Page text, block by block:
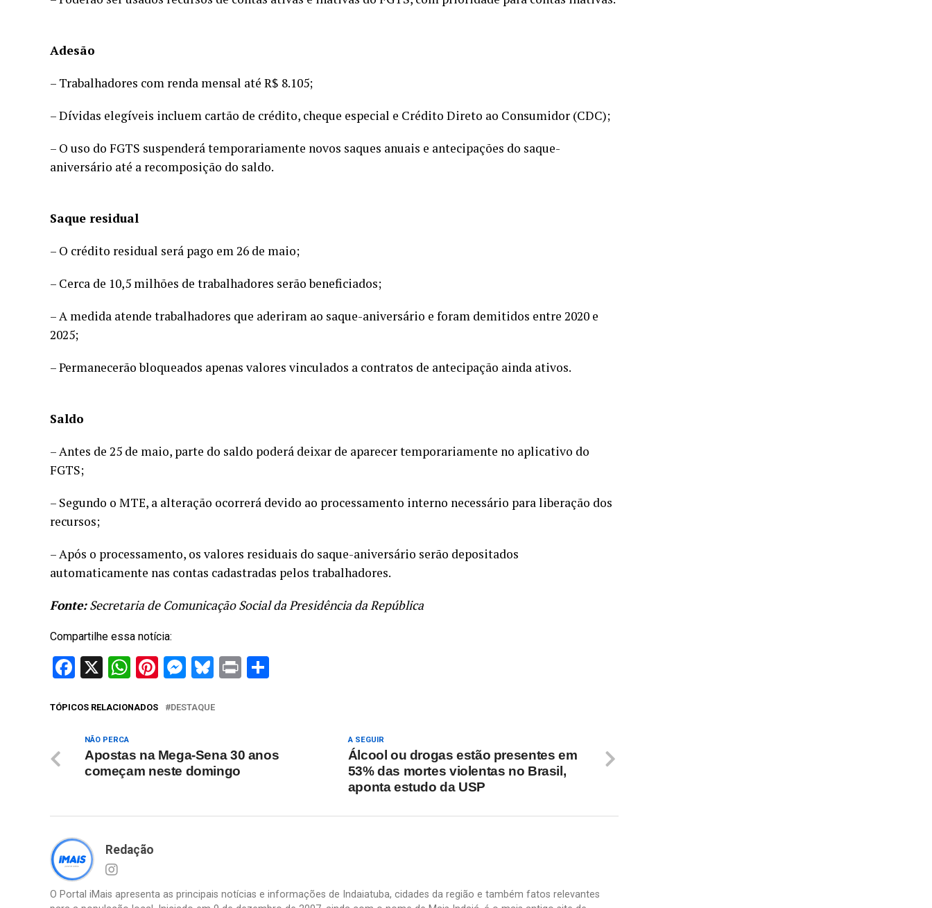
Adesão
– Trabalhadores com renda mensal até R$ 8.105;
– Dívidas elegíveis incluem cartão de crédito, cheque especial e Crédito Direto ao Consumidor (CDC);
– O uso do FGTS suspenderá temporariamente novos saques anuais e antecipações do saque-
aniversário até a recomposição do saldo.
Saque residual
– O crédito residual será pago em 26 de maio;
– Cerca de 10,5 milhões de trabalhadores serão beneficiados;
– A medida atende trabalhadores que aderiram ao saque-aniversário e foram demitidos entre 2020 e
2025;
– Permanecerão bloqueados apenas valores vinculados a contratos de antecipação ainda ativos.
Saldo
– Antes de 25 de maio, parte do saldo poderá deixar de aparecer temporariamente no aplicativo do
FGTS;
– Segundo o MTE, a alteração ocorrerá devido ao processamento interno necessário para liberação dos
recursos;
– Após o processamento, os valores residuais do saque-aniversário serão depositados
automaticamente nas contas cadastradas pelos trabalhadores.
Fonte:Secretaria de Comunicação Social da Presidência da República
Compartilhe essa notícia:
Facebook
X WhatsApp
Pinterest
Messenger
Bluesky
Print
TÓPICOS RELACIONADOS DESTAQUE
A SEGUIR
Álcool ou drogas estão presentes em
53% das mortes violentas no Brasil,
aponta estudo da USP
NÃO PERCA
Apostas na Mega-Sena 30 anos
começam neste domingo
Redação
O Portal iMais apresenta as principais notícias e informações de Indaiatuba, cidades da região e também fatos relevantes